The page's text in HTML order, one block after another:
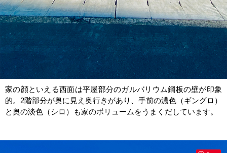
家の顔といえる西面は平屋部分のガルバリウム鋼板の壁が印象
的。2階部分が奥に見え奥行きがあり、手前の濃色（ギングロ）
と奥の淡色（シロ）も家のボリュームをうまくだしています。